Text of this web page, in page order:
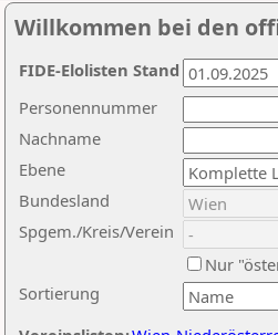
Willkommen bei den
Nachname
Ebene
Sortierung
Personennummer
Bundesland
Spgem./Kreis/Verein
Nur
FIDE-Elolisten Stand